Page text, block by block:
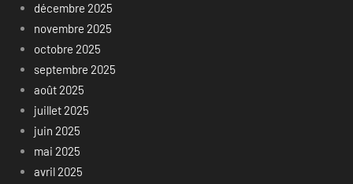
décembre 2025
novembre 2025
octobre 2025
septembre 2025
août 2025
juillet 2025
juin 2025
mai 2025
avril 2025